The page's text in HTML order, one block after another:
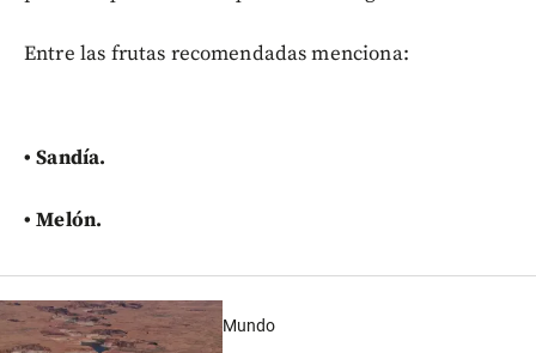
Entre las frutas recomendadas menciona:
• Sandía.
• Melón.
Mundo